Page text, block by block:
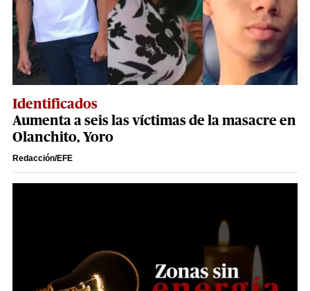
Identificados
Aumenta a seis las víctimas de la masacre en
Olanchito, Yoro
Redacción/EFE